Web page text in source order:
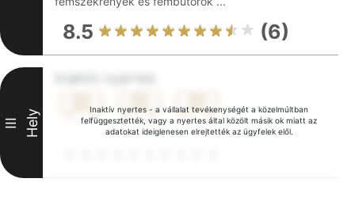
8.5 (6)
Inaktív nyertes - a vállalat tevékenységét a közelmúltban
felfüggesztették, vagy a nyertes által közölt másik ok miatt az
adatokat ideiglenesen elrejtették az ügyfelek elől.
III Hely